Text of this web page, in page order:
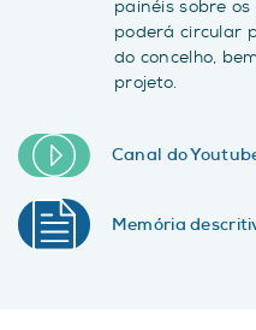
painéis sobre
poderá circular
do concelho,
projeto.
Canal do
Memória